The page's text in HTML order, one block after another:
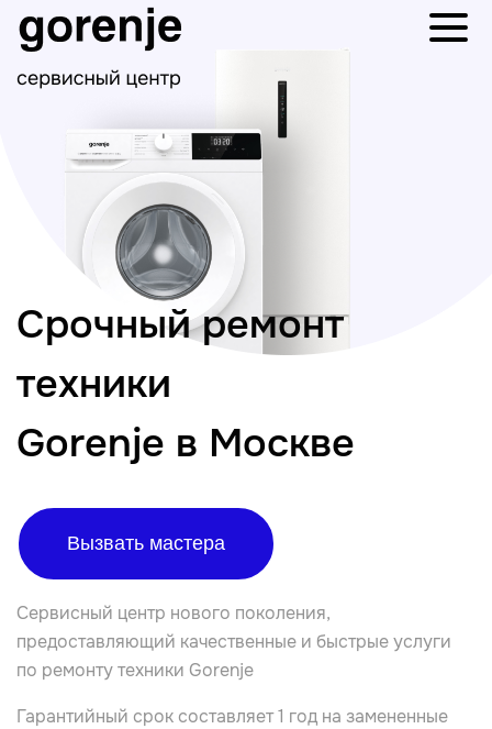
Срочный ремонт
техники
Gorenje в Москве
Вызвать мастера
Сервисный центр нового поколения,
предоставляющий качественные и быстрые услуги
по ремонту техники Gorenje
Гарантийный срок составляет 1 год на замененные